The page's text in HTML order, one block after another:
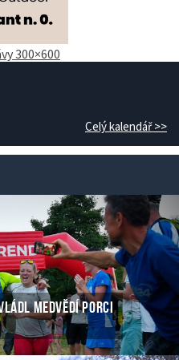
Celý kalendář >>
MEDVĚDÍ PORCI